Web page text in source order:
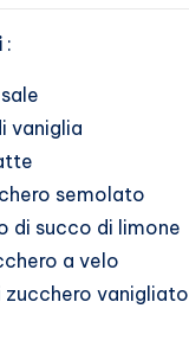
:
vaniglia
semolato
di succo di limone
a velo
zucchero vanigliato